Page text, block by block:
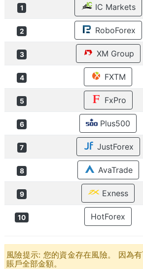
1 IC Markets
2 RoboForex
3 XM Group
4 FXTM
5 FxPro
6 Plus500
7 JustForex
8 AvaTrade
9 Exness
10 HotForex
風險提示: 您的資金存在風險。 因為
賬戶全部金額。